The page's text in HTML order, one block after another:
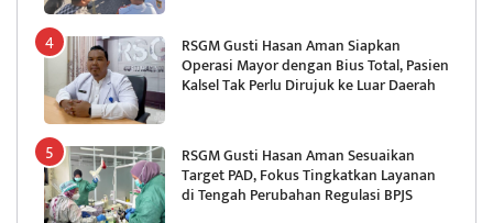
RSGM Gusti Hasan Aman Siapkan
Operasi Mayor dengan Bius Total, Pasien
Kalsel Tak Perlu Dirujuk ke Luar Daerah
RSGM Gusti Hasan Aman Sesuaikan
Target PAD, Fokus Tingkatkan Layanan
di Tengah Perubahan Regulasi BPJS